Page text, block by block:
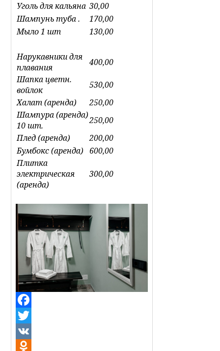
Уголь для кальяна 30,00
Шампунь туба .
170,00
Мыло 1 шт
130,00
Нарукавники для
плавания
400,00
Шапка цветн.
войлок
530,00
Халат (аренда)
250,00
Шампура (аренда)
10 шт.
250,00
Плед (аренда)
200,00
Бумбокс (аренда)
600,00
Плитка
электрическая
(аренда)
300,00
Facebook
Twitter
VK